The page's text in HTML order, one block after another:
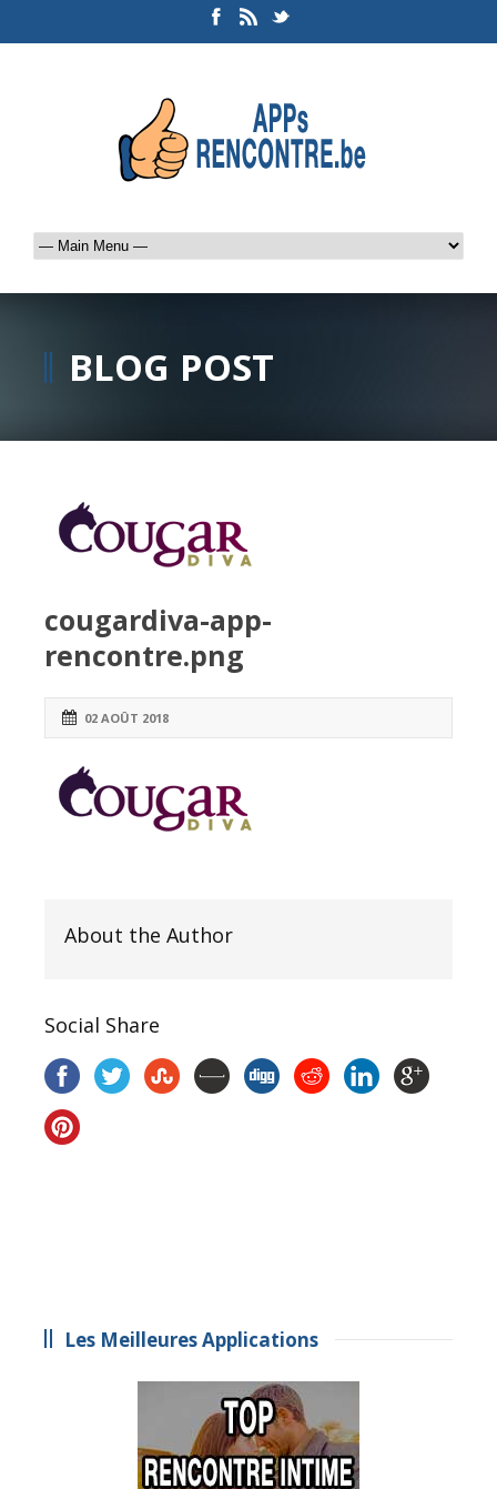
BLOG POST
cougardiva-app-
rencontre.png
02 AOÛT 2018
About the Author
Social Share
Les Meilleures Applications